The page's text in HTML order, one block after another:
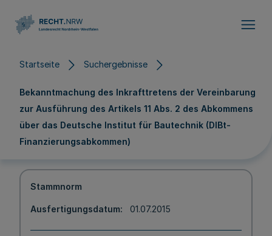
Startseite Suchergebnisse
Bekanntmachung des Inkrafttretens der Vereinbarung
zur Ausführung des Artikels 11 Abs. 2 des Abkommens
über das Deutsche Institut für Bautechnik (DIBt-
Finanzierungsabkommen)
Stammnorm
Ausfertigungsdatum 01.07.2015